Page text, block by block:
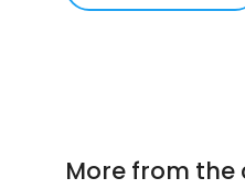
More from